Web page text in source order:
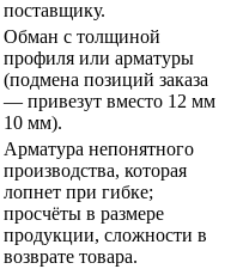
поставщику.
Обман с толщиной
профиля или арматуры
(подмена позиций заказа
— привезут вместо 12 мм
10 мм).
Арматура непонятного
производства, которая
лопнет при гибке;
просчёты в размере
продукции, сложности в
возврате товара.